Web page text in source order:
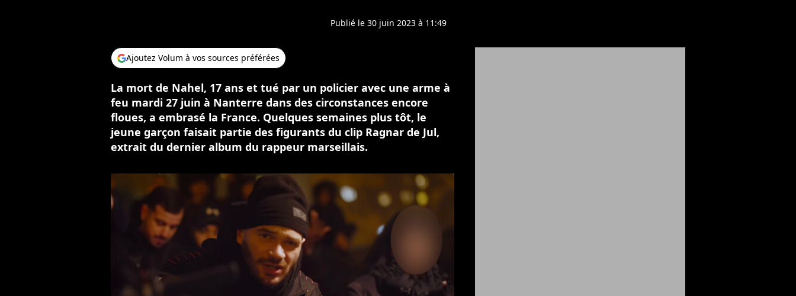
Publié le 30 juin 2023 à 11:49
Ajoutez Volum à vos sources préférées
La mort de Nahel, 17 ans et tué par un policier avec une arme à
feu mardi 27 juin à Nanterre dans des circonstances encore
floues, a embrasé la France. Quelques semaines plus tôt, le
jeune garçon faisait partie des figurants du clip Ragnar de Jul,
extrait du dernier album du rappeur marseillais.